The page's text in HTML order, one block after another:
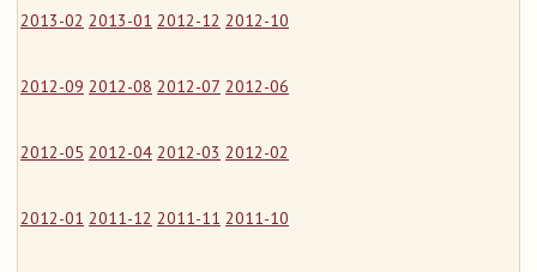
2013-02 2013-01 2012-12 2012-10
2012-09 2012-08 2012-07 2012-06
2012-05 2012-04 2012-03 2012-02
2012-01 2011-12 2011-11 2011-10